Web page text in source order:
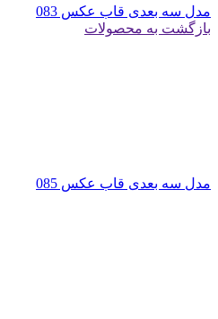
مدل سه بعدی قاب عکس 083
بازگشت به محصولات
مدل سه بعدی قاب عکس 085